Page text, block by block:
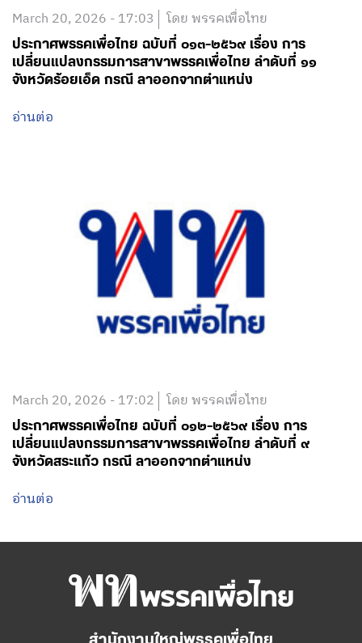
March 20, 2026 - 17:03 โดย พรรคเพื่อไทย
ประกาศพรรคเพื่อไทย ฉบับที่ ๐๑๓-๒๕๖๙ เรื่อง การ
เปลี่ยนแปลงกรรมการสาขาพรรคเพื่อไทย ลำดับที่ ๑๑
จังหวัดร้อยเอ็ด กรณี ลาออกจากตำแหน่ง
อ่านต่อ
March 20, 2026 - 17:02 โดย พรรคเพื่อไทย
ประกาศพรรคเพื่อไทย ฉบับที่ ๐๑๒-๒๕๖๙ เรื่อง การ
เปลี่ยนแปลงกรรมการสาขาพรรคเพื่อไทย ลำดับที่ ๙
จังหวัดสระแก้ว กรณี ลาออกจากตำแหน่ง
อ่านต่อ